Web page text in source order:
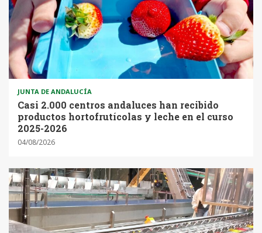
JUNTA DE ANDALUCÍA
Casi 2.000 centros andaluces han recibido
productos hortofrutícolas y leche en el curso
2025-2026
04/08/2026